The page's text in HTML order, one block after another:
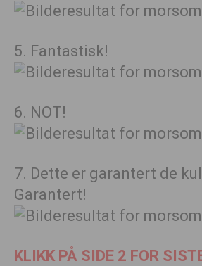
5. Fantastisk!
6. NOT!
7. Dette er garantert de
Garantert!
KLIKK PÅ SIDE 2 FOR